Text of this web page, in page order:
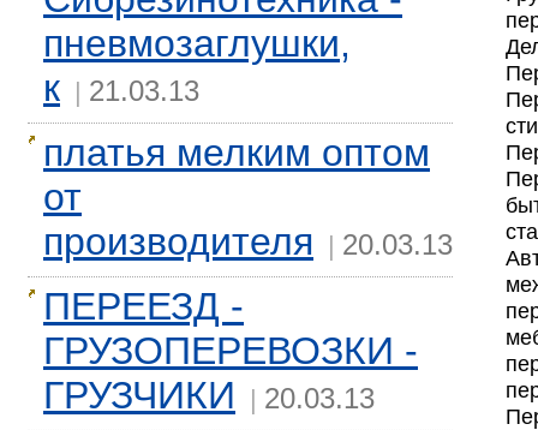
пневмозаглушки,
к | 21.03.13
платья мелким оптом
от
производителя | 20.03.13
ПЕРЕЕЗД -
ГРУЗОПЕРЕВОЗКИ -
ГРУЗЧИКИ | 20.03.13